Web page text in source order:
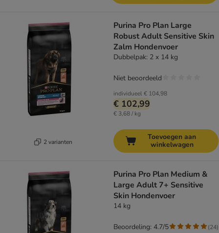
2 varianten
Purina Pro Plan Large
Robust Adult Sensitive Skin
Zalm Hondenvoer
Dubbelpak: 2 x 14 kg
individueel€ 104,98
€ 102,99
€ 3,68 / kg
Niet beoordeeld
Toevoegen aan
winkelwagen
Purina Pro Plan Medium &
Large Adult 7+ Sensitive
Skin Hondenvoer
14 kg
Beoordeling: 4.7/5 (24)